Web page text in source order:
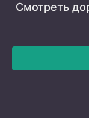
Смотреть